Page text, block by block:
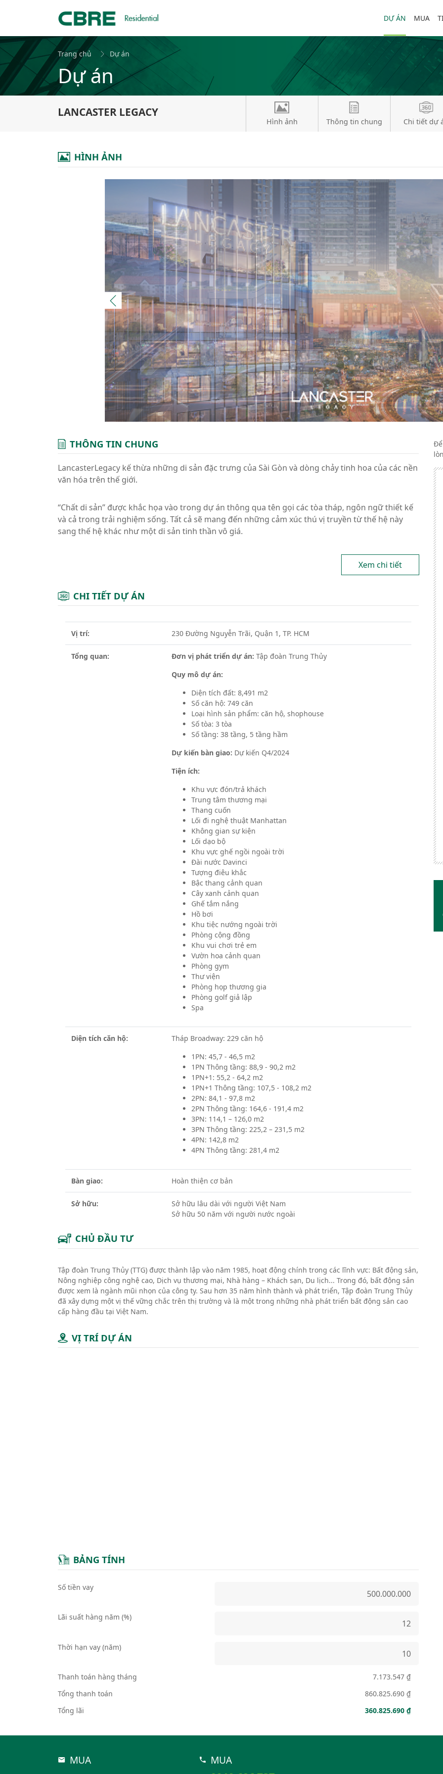
DỰ ÁN MUA
Trang chủ Dự án
Dự án
LANCASTER LEGACY
Hình ảnh Thông tin chung Chi tiết dự
HÌNH ẢNH
THÔNG TIN CHUNG
LancasterLegacy kế thừa những di sản đặc trưng của Sài Gòn và dòng chảy tinh hoa của các nền
văn hóa trên thế giới.
“Chất di sản” được khắc họa vào trong dự án thông qua tên gọi các tòa tháp, ngôn ngữ thiết kế
và cả trong trải nghiệm sống. Tất cả sẽ mang đến những cảm xúc thú vị truyền từ thế hệ này
sang thế hệ khác như một di sản tinh thần vô giá.
Xem chi tiết
CHI TIẾT DỰ ÁN
Vị trí: 230 Đường Nguyễn Trãi, Quận 1, TP. HCM
Tổng quan: Đơn vị phát triển dự án: Tập đoàn Trung Thủy
Quy mô dự án:
Diện tích đất: 8,491 m2
Số căn hộ: 749 căn
Loại hình sản phẩm: căn hộ, shophouse
Số tòa: 3 tòa
Số tầng: 38 tầng, 5 tầng hầm
Dự kiến bàn giao: Dự kiến Q4/2024
Tiện ích:
Khu vực đón/trả khách
Trung tâm thương mại
Thang cuốn
Lối đi nghệ thuật Manhattan
Không gian sự kiện
Lối dạo bộ
Khu vực ghế ngồi ngoài trời
Đài nước Davinci
Tượng điêu khắc
Bậc thang cảnh quan
Cây xanh cảnh quan
Ghế tắm nắng
Hồ bơi
Khu tiệc nướng ngoài trời
Phòng cộng đồng
Khu vui chơi trẻ em
Vườn hoa cảnh quan
Phòng gym
Thư viện
Phòng họp thương gia
Phòng golf giả lập
Spa
Diện tích căn hộ:
Tháp Broadway: 229 căn hộ
1PN: 45,7 - 46,5 m2
1PN Thông tầng: 88,9 - 90,2 m2
1PN+1: 55,2 - 64,2 m2
1PN+1 Thông tầng: 107,5 - 108,2 m2
2PN: 84,1 - 97,8 m2
2PN Thông tầng: 164,6 - 191,4 m2
3PN: 114,1 – 126,0 m2
3PN Thông tầng: 225,2 – 231,5 m2
4PN: 142,8 m2
4PN Thông tầng: 281,4 m2
Bàn giao: Hoàn thiện cơ bản
Sở hữu:
Sở hữu lâu dài với người Việt Nam
Sở hữu 50 năm với người nước ngoài
CHỦ ĐẦU TƯ
Tập đoàn Trung Thủy (TTG) được thành lập vào năm 1985, hoạt động chính trong các lĩnh vực: Bất động sản,
Nông nghiệp công nghệ cao, Dịch vụ thương mại, Nhà hàng – Khách sạn, Du lịch... Trong đó, bất động sản
được xem là ngành mũi nhọn của công ty. Sau hơn 35 năm hình thành và phát triển, Tập đoàn Trung Thủy
đã xây dựng một vị thế vững chắc trên thị trường và là một trong những nhà phát triển bất động sản cao
cấp hàng đầu tại Việt Nam.
VỊ TRÍ DỰ ÁN
BẢNG TÍNH
Số tiền vay
Lãi suất hàng năm (%)
Thời hạn vay (năm)
Thanh toán hàng tháng
7.173.547 ₫
Tổng thanh toán
860.825.690 ₫
Tổng lãi
360.825.690 ₫
MUA MUA